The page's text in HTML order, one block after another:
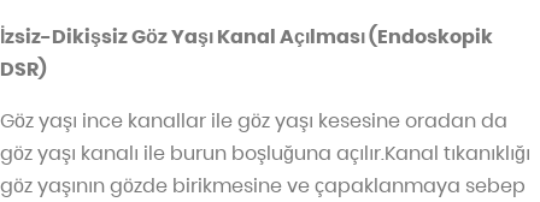
İzsiz-Dikişsiz Göz Yaşı Kanal Açılması (Endoskopik
DSR)
Göz yaşı ince kanallar ile göz yaşı kesesine oradan da
göz yaşı kanalı ile burun boşluğuna açılır.Kanal tıkanıklığı
göz yaşının gözde birikmesine ve çapaklanmaya sebep